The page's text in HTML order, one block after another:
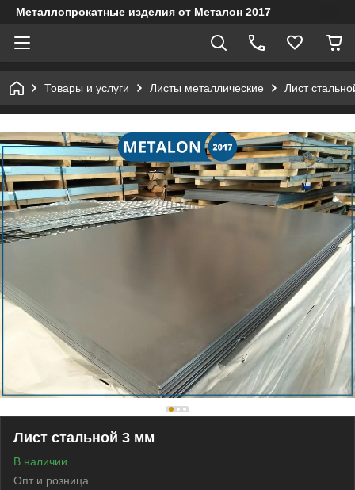
Металлопрокатные изделия от Металон 2017
Товары и услуги Листы металлические Лист
Лист стальной 3 мм
В наличии
Опт и розница